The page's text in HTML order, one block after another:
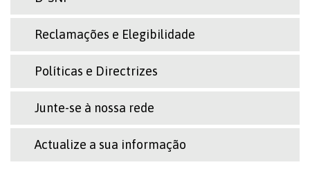
Reclamações e Elegibilidade
Políticas e Directrizes
Junte-se à nossa rede
Actualize a sua informação